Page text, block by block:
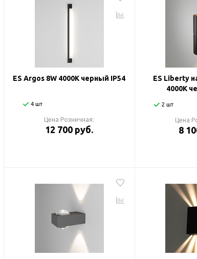
ES Argos 8W 4000K черный IP54
4 шт
Цена Розничная:
12 700 руб.
ES Liberty
4000К
2 шт
Цена
8